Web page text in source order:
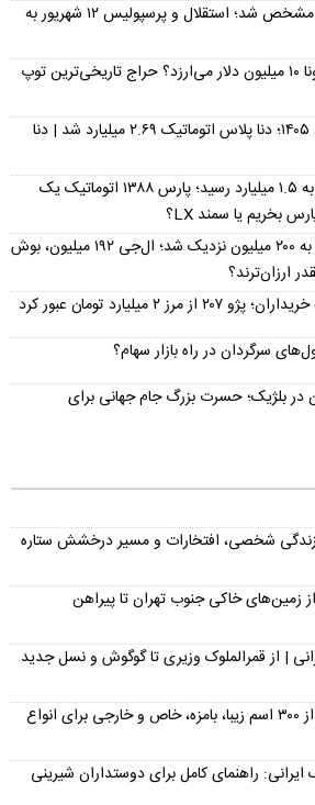
تاریخ احتمالی دربی ۱۰۷ مشخص شد؛ استقلال و پرسپولیس ۱۲ شهریور به
توپ «دست خدا» مارادونا ۱۰ میلیون دلار می‌ارزد؟ حراج تاریخی‌ترین توپ
قیمت دنا امروز ۱۷ مرداد ۱۴۰۵؛ دنا پلاس اتوماتیک ۲.۶۹ میلیارد شد | دنا
قیمت پژو پارس کارکرده به ۱.۵ میلیارد رسید؛ پارس ۱۳۸۸ اتوماتیک یک
قیمت ماشین ظرفشویی به ۲۰۰ میلیون نزدیک شد؛ ال‌جی ۱۹۲ میلیون، بوش
۲ میلیارد تومان عبور کرد
سرگردان در راه بازار سهام؟
در بلژیک؛ حسرت بزرگ جام جهانی برای
زندگی شخصی، افتخارات و مسیر درخشش ستاره
از زمین‌های خاکی جنوب تهران تا پیراهن
| از قمرالملوک وزیری تا گوگوش و نسل جدید
اسم برای طوطی | بیش از ۳۰۰ اسم زیبا، بامزه، خاص و خارجی برای انواع
راهنمای کامل برای دوستداران شیرینی